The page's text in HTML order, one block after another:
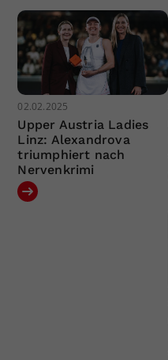
02.02.2025
Upper Austria Ladies
Linz: Alexandrova
triumphiert nach
Nervenkrimi